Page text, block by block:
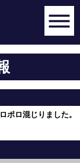
ポロ混じりました。